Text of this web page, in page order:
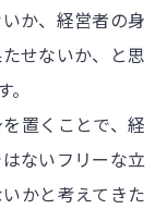
か、経営者の身
せないか、と思
置くことで、経
ないフリーな立
かと考えてきた